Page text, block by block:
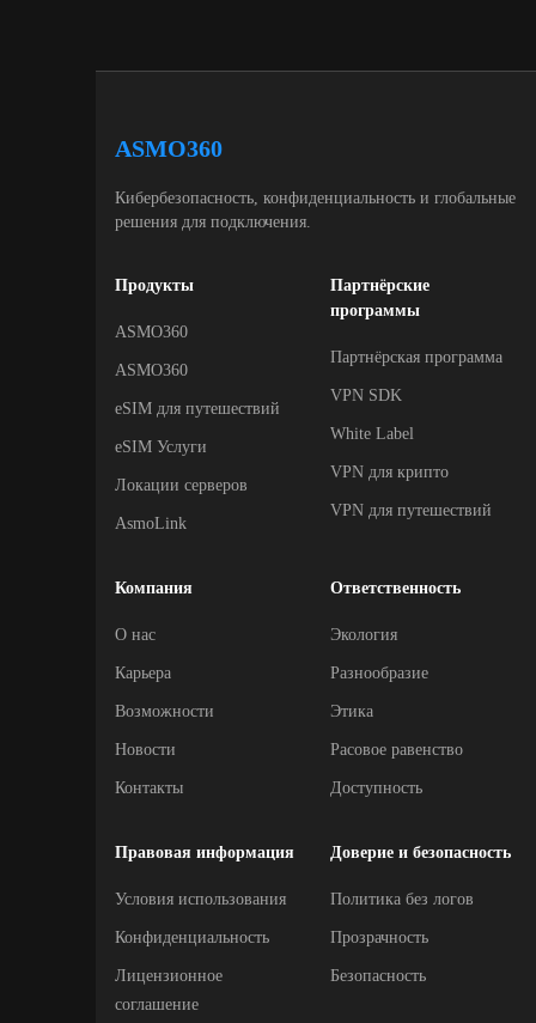
ASMO360
Кибербезопасность, конфиденциальность и глобальные
решения для подключения.
Продукты
ASMO360
ASMO360
eSIM для путешествий
eSIM Услуги
Локации серверов
AsmoLink
Партнёрские
программы
Партнёрская программа
VPN SDK
White Label
VPN для крипто
VPN для путешествий
Компания
О нас
Карьера
Возможности
Новости
Контакты
Ответственность
Экология
Разнообразие
Этика
Расовое равенство
Доступность
Правовая информация
Условия использования
Конфиденциальность
Лицензионное
соглашение
Доверие и безопасность
Политика без логов
Прозрачность
Безопасность